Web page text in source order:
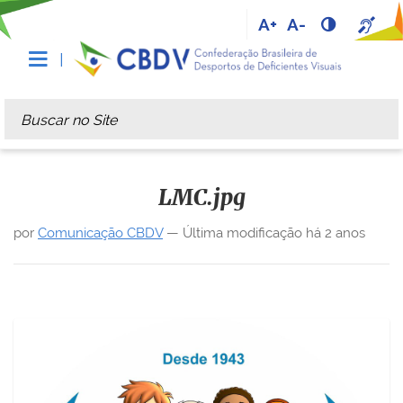
A+ A-
Busca
Busca Avançada…
LMC.jpg
por Comunicação CBDV— Última modificação há 2 anos